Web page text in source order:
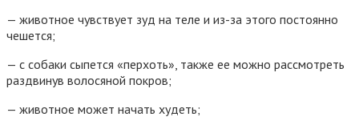
— животное чувствует зуд на теле и из-за этого постоянно
чешется;
— с собаки сыпется «перхоть», также ее можно рассмотреть
раздвинув волосяной покров;
— животное может начать худеть;